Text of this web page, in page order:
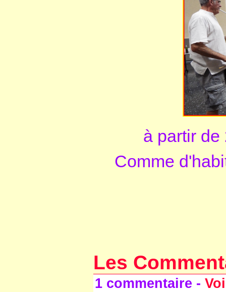
à partir
Comme
Les
1 commentaire -